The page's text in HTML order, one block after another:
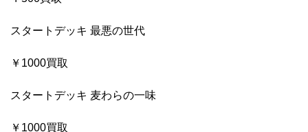
スタートデッキ 最悪の世代
￥1000買取
スタートデッキ 麦わらの一味
￥1000買取